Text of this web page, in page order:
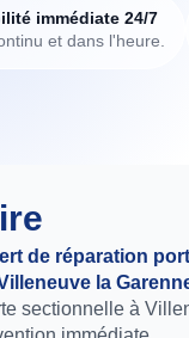
immédiate 24/7
et dans l'heure.
de réparation
la
sectionnelle à